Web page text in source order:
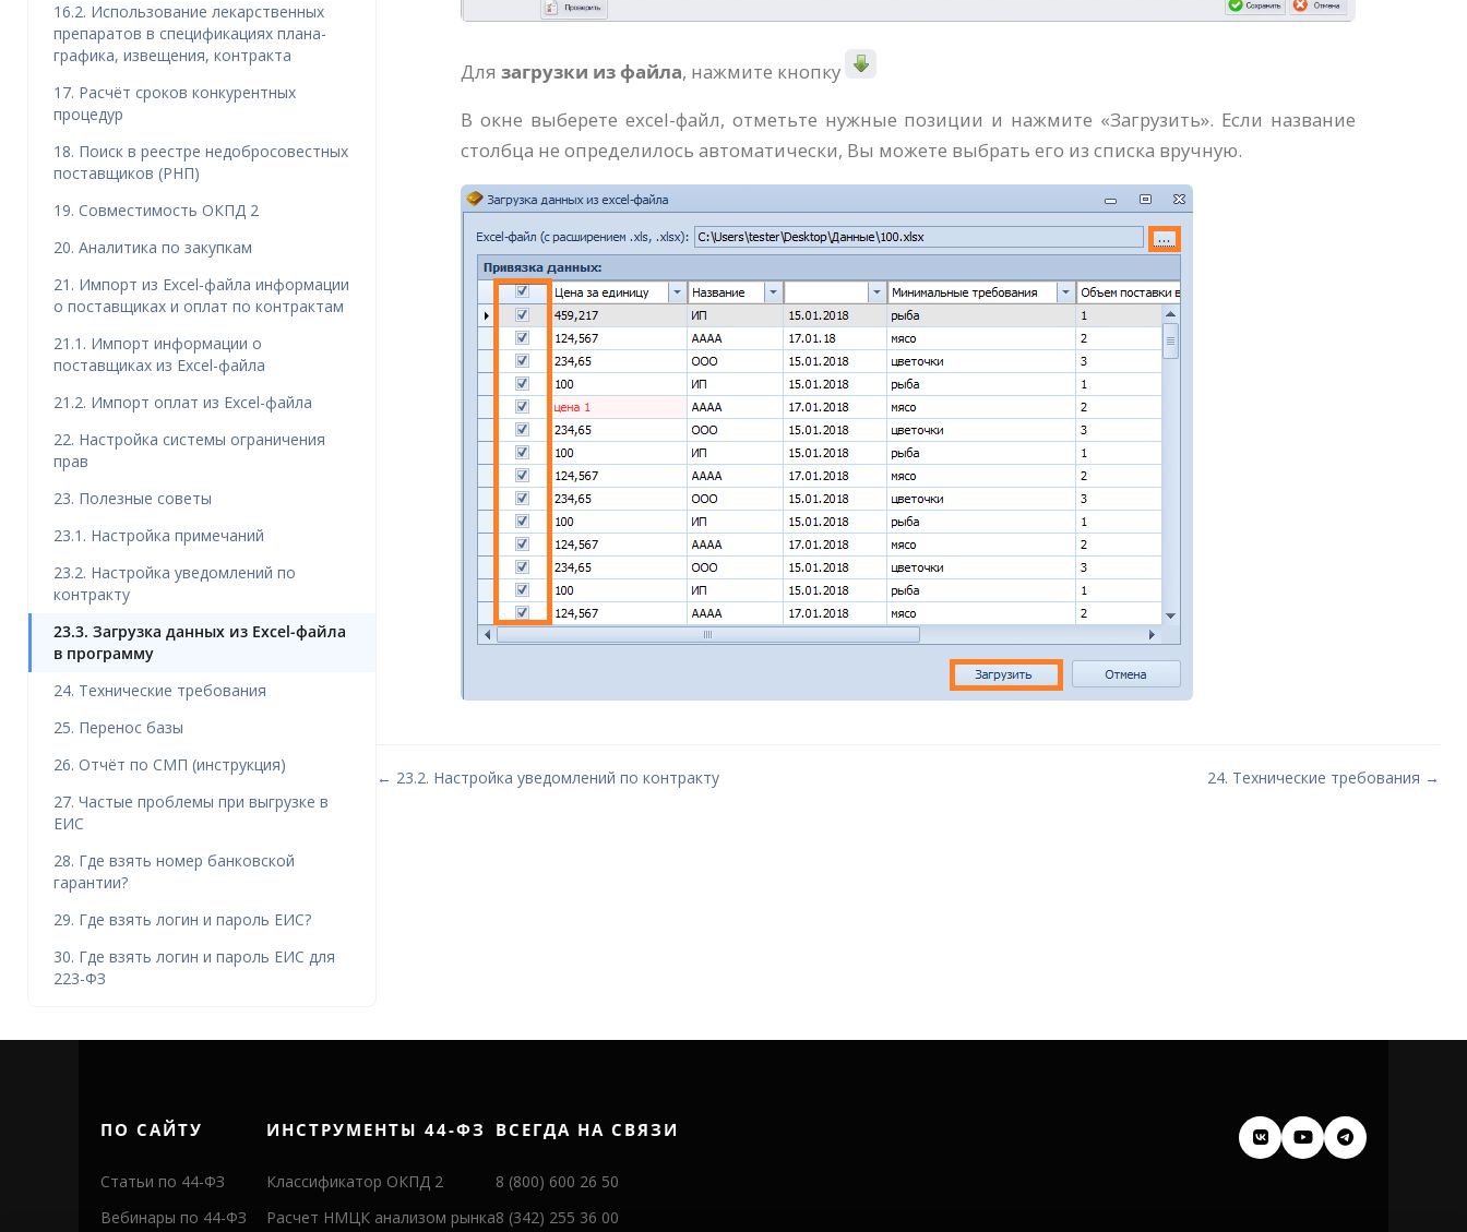
16.2. Использование лекарственных
препаратов в спецификациях плана-
графика, извещения, контракта
17. Расчёт сроков конкурентных
процедур
18. Поиск в реестре недобросовестных
поставщиков (РНП)
19. Совместимость ОКПД 2
20. Аналитика по закупкам
21. Импорт из Excel-файла информации
о поставщиках и оплат по контрактам
21.1. Импорт информации о
поставщиках из Excel-файла
21.2. Импорт оплат из Excel-файла
22. Настройка системы ограничения
прав
23. Полезные советы
23.1. Настройка примечаний
23.2. Настройка уведомлений по
контракту
23.3. Загрузка данных из Excel-файла
в программу
24. Технические требования
25. Перенос базы
26. Отчёт по СМП (инструкция)
27. Частые проблемы при выгрузке в
ЕИС
28. Где взять номер банковской
гарантии?
29. Где взять логин и пароль ЕИС?
30. Где взять логин и пароль ЕИС для
223-ФЗ
Для загрузки из файла, нажмите кнопку
В окне выберете excel-файл, отметьте нужные позиции и нажмите «Загрузить». Если название
столбца не определилось автоматически, Вы можете выбрать его из списка вручную.
← 23.2. Настройка уведомлений по контракту 24. Технические требования →
ПО САЙТУ
Статьи по 44-ФЗ
Вебинары по 44-ФЗ
ИНСТРУМЕНТЫ 44-ФЗ
Классификатор ОКПД 2
Расчет НМЦК анализом рынка
ВСЕГДА НА СВЯЗИ
8 (800) 600 26 50
8 (342) 255 36 00